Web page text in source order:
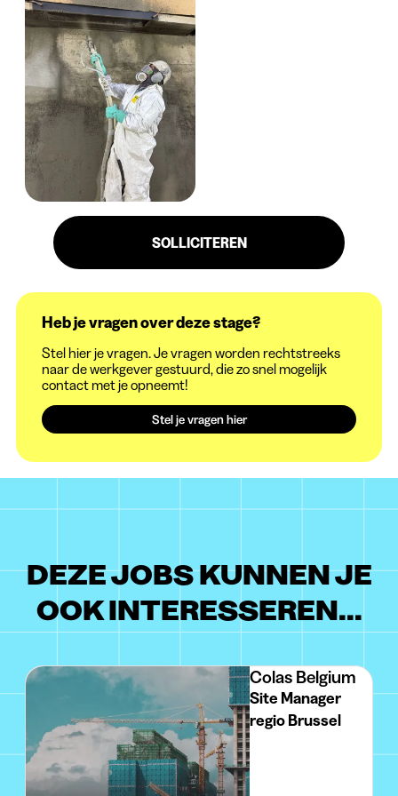
SOLLICITEREN
Heb je vragen over deze stage?
Stel hier je vragen. Je vragen worden rechtstreeks
naar de werkgever gestuurd, die zo snel mogelijk
contact met je opneemt!
Stel je vragen hier
DEZE JOBS KUNNEN JE
OOK INTERESSEREN...
Colas Belgium
Site Manager
regio Brussel